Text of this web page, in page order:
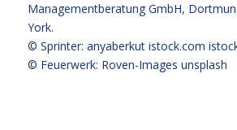
Managementberatung GmbH,
York.
© Sprinter: anyaberkut istock.com
© Feuerwerk: Roven-Images unsplash